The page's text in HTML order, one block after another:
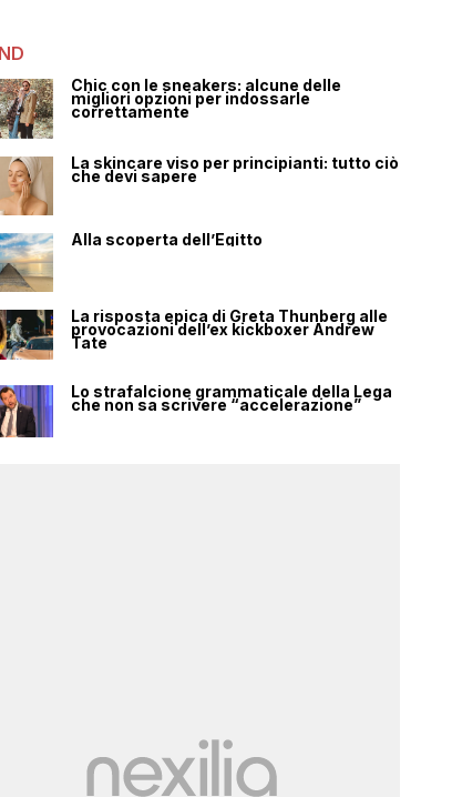
Chic con le sneakers: alcune delle
migliori opzioni per indossarle
correttamente
La skincare viso per principianti: tutto ciò
che devi sapere
Alla scoperta dell’Egitto
La risposta epica di Greta Thunberg alle
provocazioni dell’ex kickboxer Andrew
Tate
Lo strafalcione grammaticale della Lega
che non sa scrivere “accelerazione”